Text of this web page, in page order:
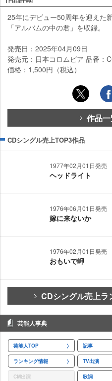
25年にデビュー50周年を迎えた
「アルバムの中の君」を収録。
発売日：2025年04月09日
発売元：日本コロムビア 品番：
価格：1,500円（税込）
作品
CDシングル売上TOP3作品
1977年02月01日発売
ヘッドライト
1976年06月01日発売
嫁に来ないか
1976年02月01日発売
おもいで岬
CDシングル売上ラ
芸能人事典
芸能人TOP 記事
ランキング情報 TV出演
CM出演 歌詞